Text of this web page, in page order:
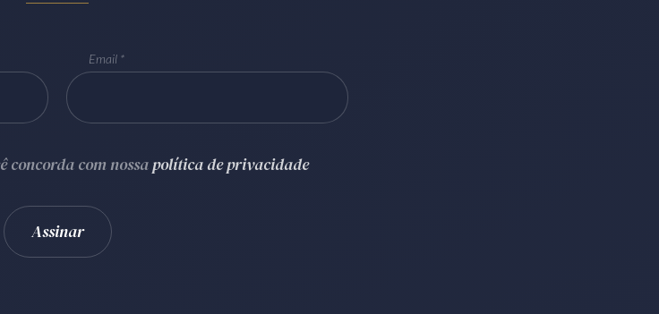
Email
concorda com nossapolítica de privacidade